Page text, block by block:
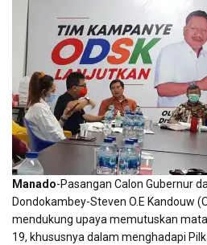
Manado-Pasangan Calon Gubernur
Dondokambey-Steven O.E Kandouw
mendukung upaya memutuskan
19, khususnya dalam menghadapi